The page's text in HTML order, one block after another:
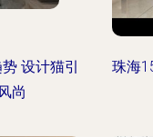
设计猫引
尚
珠海